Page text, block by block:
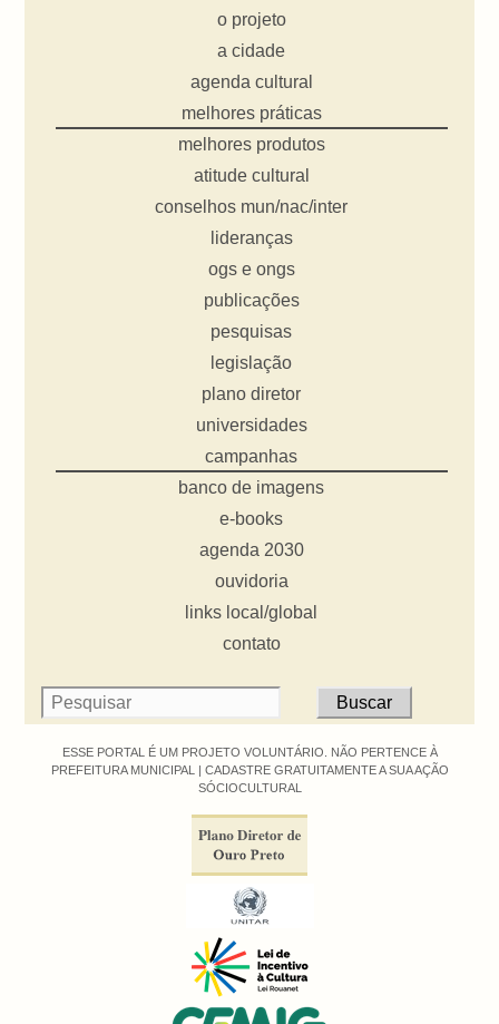
o projeto
a cidade
agenda cultural
melhores práticas
melhores produtos
atitude cultural
conselhos mun/nac/inter
lideranças
ogs e ongs
publicações
pesquisas
legislação
plano diretor
universidades
campanhas
banco de imagens
e-books
agenda 2030
ouvidoria
links local/global
contato
ESSE PORTAL É UM PROJETO VOLUNTÁRIO. NÃO PERTENCE À
PREFEITURA MUNICIPAL | CADASTRE GRATUITAMENTE A SUA AÇÃO
SÓCIOCULTURAL